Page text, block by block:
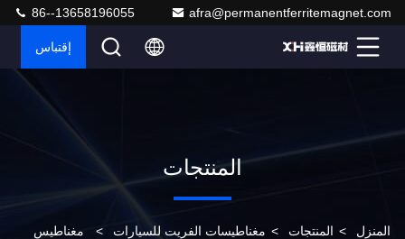
afra@permanentferritemagnet.com
86--13658196055
إقتباس
المنتجات
المنزل > المنتجات > مغناطيسات الفريت للسيارات > مغناطيس